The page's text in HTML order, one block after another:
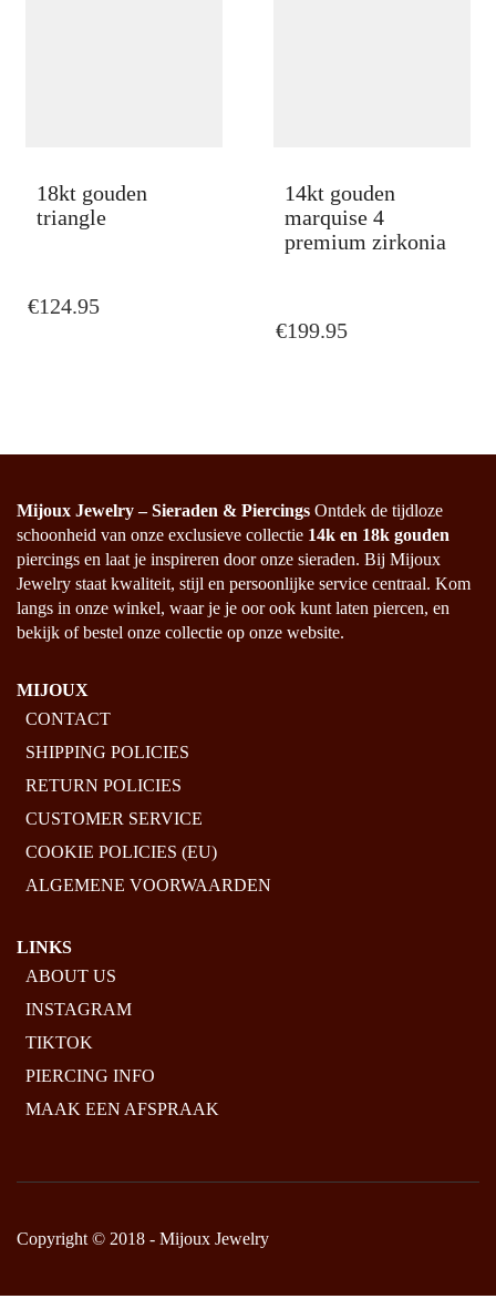
18kt gouden
triangle
€124.95
14kt gouden
marquise 4
premium zirkonia
€199.95
Mijoux Jewelry – Sieraden & Piercings Ontdek de tijdloze
schoonheid van onze exclusieve collectie 14k en 18k gouden
piercings en laat je inspireren door onze sieraden. Bij Mijoux
Jewelry staat kwaliteit, stijl en persoonlijke service centraal. Kom
langs in onze winkel, waar je je oor ook kunt laten piercen, en
bekijk of bestel onze collectie op onze website.
MIJOUX
CONTACT
SHIPPING POLICIES
RETURN POLICIES
CUSTOMER SERVICE
COOKIE POLICIES (EU)
ALGEMENE VOORWAARDEN
LINKS
ABOUT US
INSTAGRAM
TIKTOK
PIERCING INFO
MAAK EEN AFSPRAAK
Copyright © 2018 - Mijoux Jewelry